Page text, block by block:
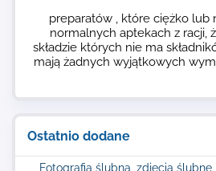
Ostatnio dodane
Fotografia ślubna, zdjęcia
preparatów , które ciężko lub
normalnych aptekach z racji,
składzie których nie ma
mają żadnych wyjątkowych